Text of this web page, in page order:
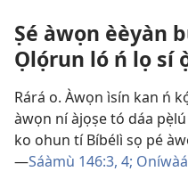
Ṣé àwọn èèyàn
Ọlọ́run ló ń lọ sí
Rárá o. Àwọn ìsín kan ń
àwọn ní àjọṣe tó dáa
ko ohun tí Bíbélì sọ pé
—Sáàmù 146:3, 4;